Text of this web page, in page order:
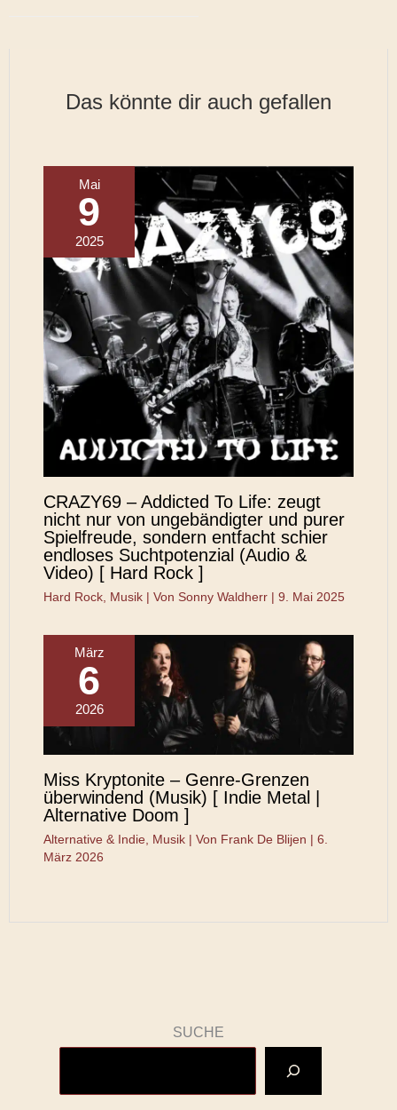
Das könnte dir auch gefallen
Mai
9
2025
CRAZY69 – Addicted To Life: zeugt
nicht nur von ungebändigter und purer
Spielfreude, sondern entfacht schier
endloses Suchtpotenzial (Audio &
Video) [ Hard Rock ]
Hard Rock Musik | Von Sonny Waldherr |9. Mai 2025
März
6
2026
Miss Kryptonite – Genre-Grenzen
überwindend (Musik) [ Indie Metal |
Alternative Doom ]
Alternative & Indie, Musik | Von Frank De Blijen |6.
März 2026
SUCHE